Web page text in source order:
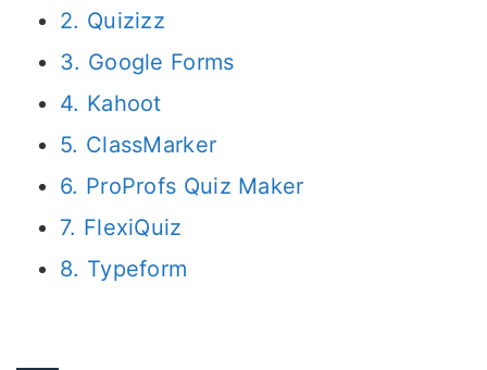
2. Quizizz
3. Google Forms
4. Kahoot
5. ClassMarker
6. ProProfs Quiz Maker
7. FlexiQuiz
8. Typeform